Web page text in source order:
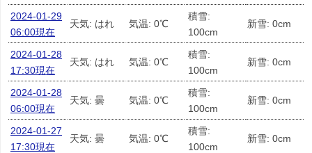
2024-01-29
06:00現在
天気: はれ 気温: 0℃
積雪:
100cm
新雪: 0cm
2024-01-28
17:30現在
天気: はれ 気温: 0℃
積雪:
100cm
新雪: 0cm
2024-01-28
06:00現在
天気: 曇 気温: 0℃
積雪:
100cm
新雪: 0cm
2024-01-27
17:30現在
天気: 曇 気温: 0℃
積雪:
100cm
新雪: 0cm